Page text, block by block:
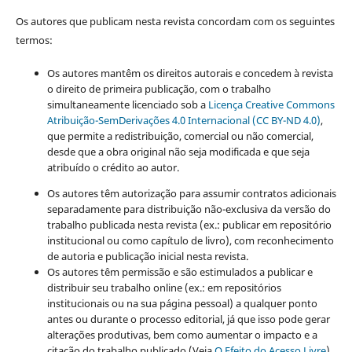
Os autores que publicam nesta revista concordam com os seguintes
termos:
Os autores mantêm os direitos autorais e concedem à revista
o direito de primeira publicação, com o trabalho
simultaneamente licenciado sob aLicença Creative Commons
Atribuição-SemDerivações 4.0 Internacional (CC BY-ND 4.0),
que permite a redistribuição, comercial ou não comercial,
desde que a obra original não seja modificada e que seja
atribuído o crédito ao autor.
Os autores têm autorização para assumir contratos adicionais
separadamente para distribuição não-exclusiva da versão do
trabalho publicada nesta revista (ex.: publicar em repositório
institucional ou como capítulo de livro), com reconhecimento
de autoria e publicação inicial nesta revista.
Os autores têm permissão e são estimulados a publicar e
distribuir seu trabalho online (ex.: em repositórios
institucionais ou na sua página pessoal) a qualquer ponto
antes ou durante o processo editorial, já que isso pode gerar
alterações produtivas, bem como aumentar o impacto e a